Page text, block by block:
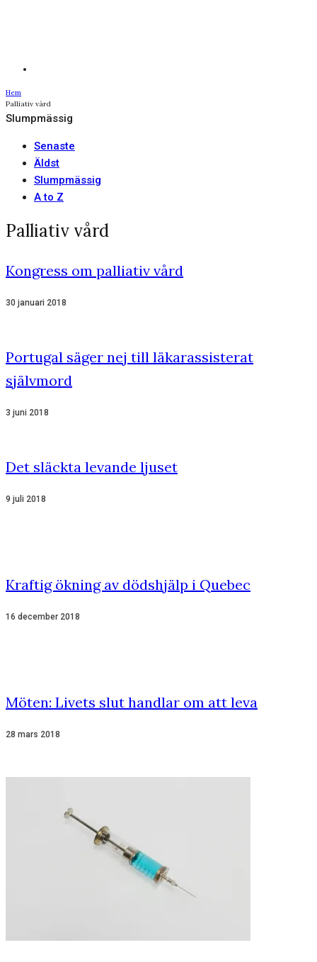
Hem
Palliativ vård
Slumpmässig
Senaste
Äldst
Slumpmässig
A to Z
Palliativ vård
Kongress om palliativ vård
30 januari 2018
Portugal säger nej till läkarassisterat
självmord
3 juni 2018
Det släckta levande ljuset
9 juli 2018
Kraftig ökning av dödshjälp i Quebec
16 december 2018
Möten: Livets slut handlar om att leva
28 mars 2018